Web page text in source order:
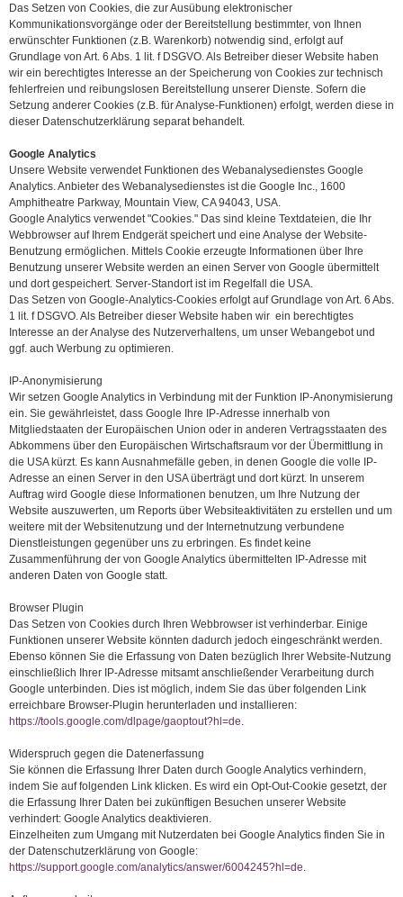
Das Setzen von Cookies, die zur Ausübung elektronischer
Kommunikationsvorgänge oder der Bereitstellung bestimmter, von Ihnen
erwünschter Funktionen (z.B. Warenkorb) notwendig sind, erfolgt auf
Grundlage von Art. 6 Abs. 1 lit. f DSGVO. Als Betreiber dieser Website haben
wir ein berechtigtes Interesse an der Speicherung von Cookies zur technisch
fehlerfreien und reibungslosen Bereitstellung unserer Dienste. Sofern die
Setzung anderer Cookies (z.B. für Analyse-Funktionen) erfolgt, werden diese in
dieser Datenschutzerklärung separat behandelt.
Google Analytics
Unsere Website verwendet Funktionen des Webanalysedienstes Google
Analytics. Anbieter des Webanalysedienstes ist die Google Inc., 1600
Amphitheatre Parkway, Mountain View, CA 94043, USA.
Google Analytics verwendet "Cookies." Das sind kleine Textdateien, die Ihr
Webbrowser auf Ihrem Endgerät speichert und eine Analyse der Website-
Benutzung ermöglichen. Mittels Cookie erzeugte Informationen über Ihre
Benutzung unserer Website werden an einen Server von Google übermittelt
und dort gespeichert. Server-Standort ist im Regelfall die USA.
Das Setzen von Google-Analytics-Cookies erfolgt auf Grundlage von Art. 6 Abs.
1 lit. f DSGVO. Als Betreiber dieser Website haben wir ein berechtigtes
Interesse an der Analyse des Nutzerverhaltens, um unser Webangebot und
ggf. auch Werbung zu optimieren.
IP-Anonymisierung
Wir setzen Google Analytics in Verbindung mit der Funktion IP-Anonymisierung
ein. Sie gewährleistet, dass Google Ihre IP-Adresse innerhalb von
Mitgliedstaaten der Europäischen Union oder in anderen Vertragsstaaten des
Abkommens über den Europäischen Wirtschaftsraum vor der Übermittlung in
die USA kürzt. Es kann Ausnahmefälle geben, in denen Google die volle IP-
Adresse an einen Server in den USA überträgt und dort kürzt. In unserem
Auftrag wird Google diese Informationen benutzen, um Ihre Nutzung der
Website auszuwerten, um Reports über Websiteaktivitäten zu erstellen und um
weitere mit der Websitenutzung und der Internetnutzung verbundene
Dienstleistungen gegenüber uns zu erbringen. Es findet keine
Zusammenführung der von Google Analytics übermittelten IP-Adresse mit
anderen Daten von Google statt.
Browser Plugin
Das Setzen von Cookies durch Ihren Webbrowser ist verhinderbar. Einige
Funktionen unserer Website könnten dadurch jedoch eingeschränkt werden.
Ebenso können Sie die Erfassung von Daten bezüglich Ihrer Website-Nutzung
einschließlich Ihrer IP-Adresse mitsamt anschließender Verarbeitung durch
Google unterbinden. Dies ist möglich, indem Sie das über folgenden Link
erreichbare Browser-Plugin herunterladen und installieren:
https://tools.google.com/dlpage/gaoptout?hl=de.
Widerspruch gegen die Datenerfassung
Sie können die Erfassung Ihrer Daten durch Google Analytics verhindern,
indem Sie auf folgenden Link klicken. Es wird ein Opt-Out-Cookie gesetzt, der
die Erfassung Ihrer Daten bei zukünftigen Besuchen unserer Website
verhindert: Google Analytics deaktivieren.
Einzelheiten zum Umgang mit Nutzerdaten bei Google Analytics finden Sie in
der Datenschutzerklärung von Google:
https://support.google.com/analytics/answer/6004245?hl=de.